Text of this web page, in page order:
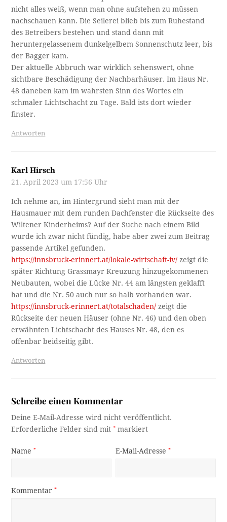
nicht alles weiß, wenn man ohne aufstehen zu müssen
nachschauen kann. Die Seilerei blieb bis zum Ruhestand
des Betreibers bestehen und stand dann mit
heruntergelassenem dunkelgelbem Sonnenschutz leer, bis
der Bagger kam.
Der aktuelle Abbruch war wirklich sehenswert, ohne
sichtbare Beschädigung der Nachbarhäuser. Im Haus Nr.
48 daneben kam im wahrsten Sinn des Wortes ein
schmaler Lichtschacht zu Tage. Bald ists dort wieder
finster.
Antworten
Karl Hirsch
21. April 2023 um 17:56 Uhr
Ich nehme an, im Hintergrund sieht man mit der
Hausmauer mit dem runden Dachfenster die Rückseite des
Wiltener Kinderheims? Auf der Suche nach einem Bild
wurde ich zwar nicht fündig, habe aber zwei zum Beitrag
passende Artikel gefunden.
https://innsbruck-erinnert.at/lokale-wirtschaft-iv/ zeigt die
später Richtung Grassmayr Kreuzung hinzugekommenen
Neubauten, wobei die Lücke Nr. 44 am längsten geklafft
hat und die Nr. 50 auch nur so halb vorhanden war.
https://innsbruck-erinnert.at/totalschaden/ zeigt die
Rückseite der neuen Häuser (ohne Nr. 46) und den oben
erwähnten Lichtschacht des Hauses Nr. 48, den es
offenbar beidseitig gibt.
Antworten
Schreibe einen Kommentar
Deine E-Mail-Adresse wird nicht veröffentlicht.
Erforderliche Felder sind mit* markiert
Name* E-Mail-Adresse*
Kommentar*